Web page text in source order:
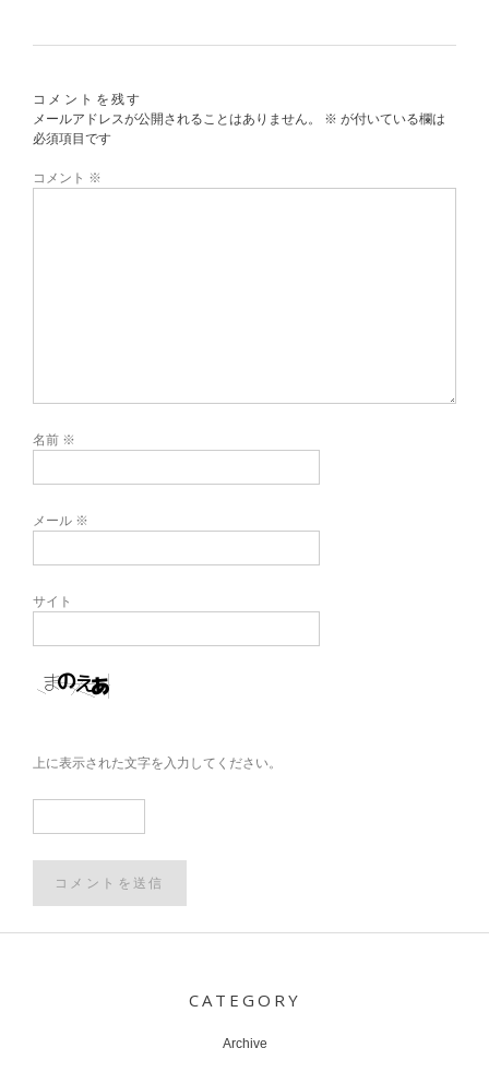
コメントを残す
メールアドレスが公開されることはありません。
※ が付いている欄は
必須項目です
コメント ※
名前 ※
メール ※
サイト
上に表示された文字を入力してください。
CATEGORY
Archive